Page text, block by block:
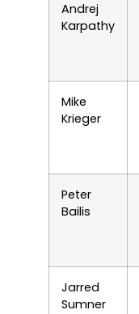
Andrej
Karpathy
Mike
Krieger
Peter
Bailis
Jarred
Sumner